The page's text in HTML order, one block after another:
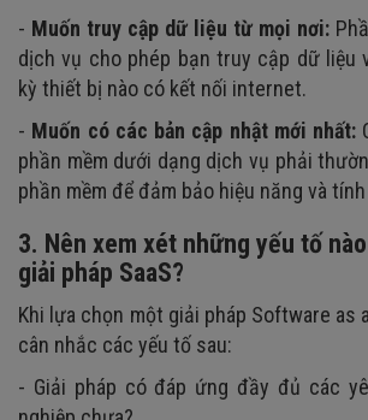
- Muốn truy cập dữ liệu từ mọi nơi:
dịch vụ cho phép bạn truy cập dữ liệu
kỳ thiết bị nào có kết nối internet.
- Muốn có các bản cập nhật mới nhất:
phần mềm dưới dạng dịch vụ phải
phần mềm để đảm bảo hiệu năng và
3. Nên xem xét những yếu tố
giải pháp SaaS?
Khi lựa chọn một giải pháp Software as
cân nhắc các yếu tố sau:
- Giải pháp có đáp ứng đầy đủ các